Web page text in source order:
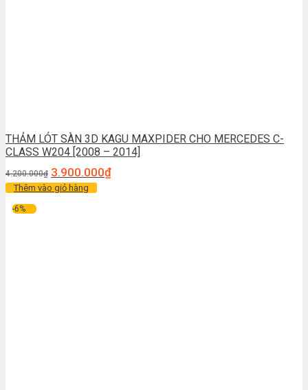
THẢM LÓT SÀN 3D KAGU MAXPIDER CHO MERCEDES C-
CLASS W204 [2008 – 2014]
4.200.000₫ 3.900.000₫
Thêm vào giỏ hàng
-6%